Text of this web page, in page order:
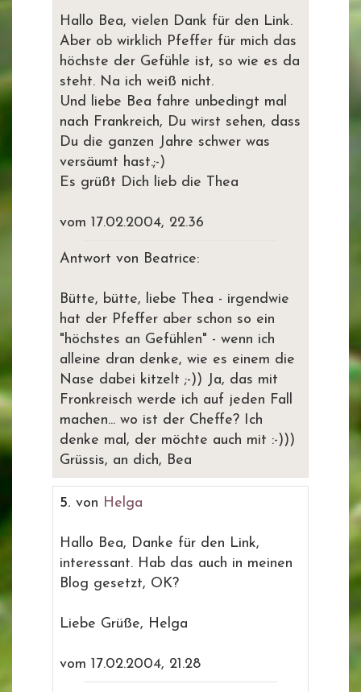
Hallo Bea, vielen Dank für den Link.
Aber ob wirklich Pfeffer für mich das
höchste der Gefühle ist, so wie es da
steht. Na ich weiß nicht.
Und liebe Bea fahre unbedingt mal
nach Frankreich, Du wirst sehen, dass
Du die ganzen Jahre schwer was
versäumt hast.;-)
Es grüßt Dich lieb die Thea
vom 17.02.2004, 22.36
Antwort von Beatrice:
Bütte, bütte, liebe Thea - irgendwie
hat der Pfeffer aber schon so ein
"höchstes an Gefühlen" - wenn ich
alleine dran denke, wie es einem die
Nase dabei kitzelt ;-)) Ja, das mit
Fronkreisch werde ich auf jeden Fall
machen... wo ist der Cheffe? Ich
denke mal, der möchte auch mit :-)))
Grüssis, an dich, Bea
5. von Helga
Hallo Bea, Danke für den Link,
interessant. Hab das auch in meinen
Blog gesetzt, OK?
Liebe Grüße, Helga
vom 17.02.2004, 21.28